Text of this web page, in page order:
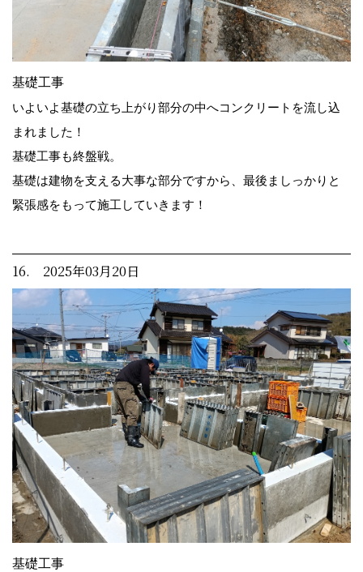
基礎工事
いよいよ基礎の立ち上がり部分の中へコンクリートを流し込
まれました！
基礎工事も終盤戦。
基礎は建物を支える大事な部分ですから、最後ましっかりと
緊張感をもって施工していきます！
16. 2025年03月20日
基礎工事